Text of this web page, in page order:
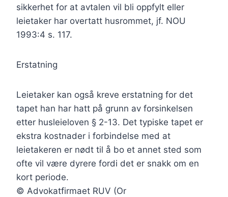
sikkerhet for at avtalen vil bli oppfylt eller
leietaker har overtatt husrommet, jf. NOU
1993:4 s. 117.
Erstatning
Leietaker kan også kreve erstatning for det
tapet han har hatt på grunn av forsinkelsen
etter husleieloven § 2-13. Det typiske tapet er
ekstra kostnader i forbindelse med at
leietakeren er nødt til å bo et annet sted som
ofte vil være dyrere fordi det er snakk om en
kort periode.
© Advokatfirmaet RUV (Or